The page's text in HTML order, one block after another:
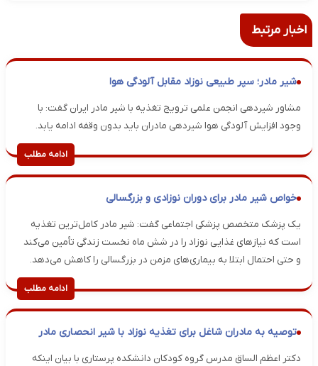
اخبار مرتبط
شیر مادر؛ سپر طبیعی نوزاد مقابل آلودگی هوا
مشاور شیردهی انجمن علمی ترویج تغذیه با شیر مادر ایران گفت: با
وجود افزایش آلودگی هوا شیردهی مادران باید بدون وقفه ادامه یابد.
ادامه مطلب
خواص شیر مادر برای دوران نوزادی و بزرگسالی
یک پزشک متخصص پزشکی اجتماعی گفت: شیر مادر کامل‌ترین تغذیه
است که نیازهای غذایی نوزاد را در شش ماه نخست زندگی تأمین می‌کند
و حتی احتمال ابتلا به بیماری‌های مزمن در بزرگسالی را کاهش می‌دهد.
ادامه مطلب
توصیه به مادران شاغل برای تغذیه نوزاد با شیر انحصاری مادر
دکتر اعظم الساق مدرس گروه کودکان دانشکده پرستاری با بیان اینکه